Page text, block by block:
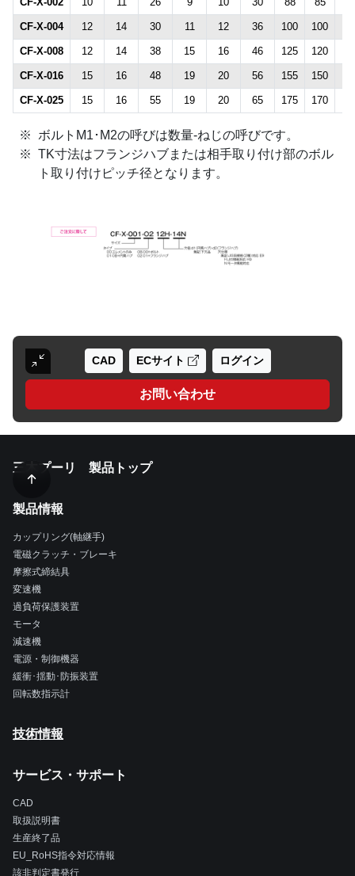
CF-X-004 12 14 30 11 12 36 100 100
CF-X-008 12 14 38 15 16 46 125 120
CF-X-016 15 16 48 19 20 56 155 150
CF-X-025 15 16 55 19 20 65 175 170
ボルトM1･M2の呼びは数量-ねじの呼びです。
TK寸法はフランジハブまたは相手取り付け部のボル
ト取り付けピッチ径となります。
CAD ECサイト ログイン
お問い合わせ
三木プーリ 製品トップ
製品情報
カップリング(軸継手)
電磁クラッチ・ブレーキ
摩擦式締結具
変速機
過負荷保護装置
モータ
減速機
電源・制御機器
緩衝･揺動･防振装置
回転数指示計
技術情報
サービス・サポート
CAD
取扱説明書
生産終了品
EU_RoHS指令対応情報
該非判定書発行